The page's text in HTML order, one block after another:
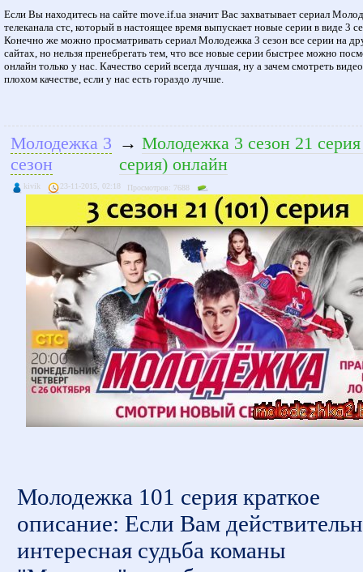
Если Вы находитесь на сайте move.if.ua значит Вас захватывает сериал
телеканала стс, который в настоящее время выпускает новые серии в виде 3
Конечно же можно просматривать сериал Молодежка 3 сезон все серии на
сайтах, но нельзя пренебрегать тем, что все новые серии быстрее можно
онлайн только у нас. Качество серий всегда лучшая, ну а зачем смотреть
плохом качестве, если у нас есть гораздо лучше.
Молодежка 3
сезон
→ Молодежка 3 сезон 21
серия) онлайн
kivik 23-11-2015, 02:18 Просмотров: 7688
Молодежка 101 серия краткое
описание: Если Вам
интересная судьба команы